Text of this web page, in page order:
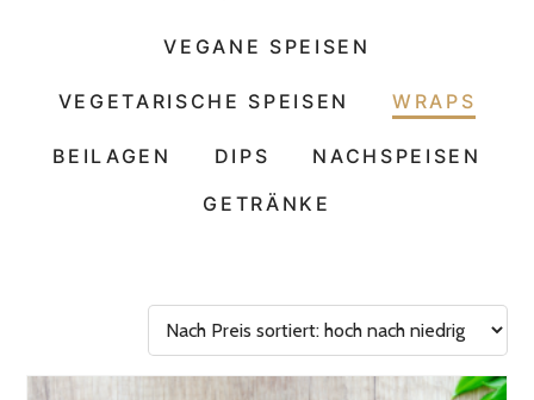
VEGANE SPEISEN
VEGETARISCHE SPEISEN WRAPS
BEILAGEN DIPS
NACHSPEISEN
GETRÄNKE